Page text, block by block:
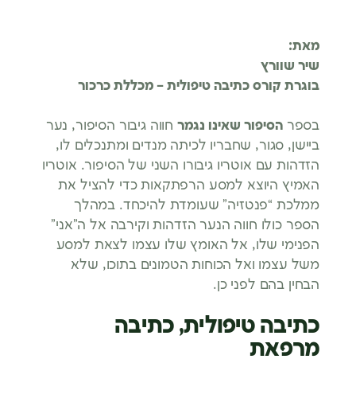
מאת:
שיר שוורץ
בוגרת קורס כתיבה טיפולית – מכללת כרכור
בספרהסיפור שאינו נגמר חווה גיבור הסיפור, נער
ביישן, סגור, שחבריו לכיתה מנדים ומתנכלים לו,
הזדהות עם אוטריו גיבורו השני של הסיפור. אוטריו
האמיץ היוצא למסע הרפתקאות כדי להציל את
ממלכת “פנטזיה” שעומדת להיכחד. במהלך
הספר כולו חווה הנער הזדהות וקירבה אל ה”אני”
הפנימי שלו, אל האומץ שלו עצמו לצאת למסע
משל עצמו ואל הכוחות הטמונים בתוכו, שלא
הבחין בהם לפני כן.
כתיבה טיפולית, כתיבה
מרפאת